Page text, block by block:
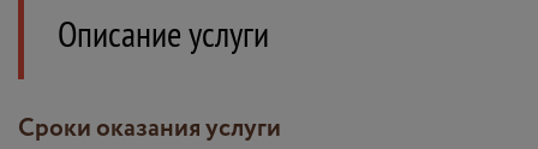
Описание услуги
Сроки оказания услуги